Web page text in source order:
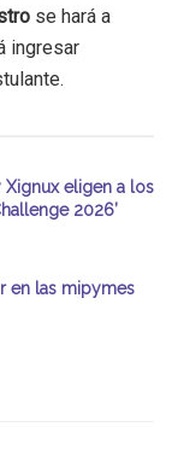
se hará a
ingresar
eligen a los
2026’
en las mipymes